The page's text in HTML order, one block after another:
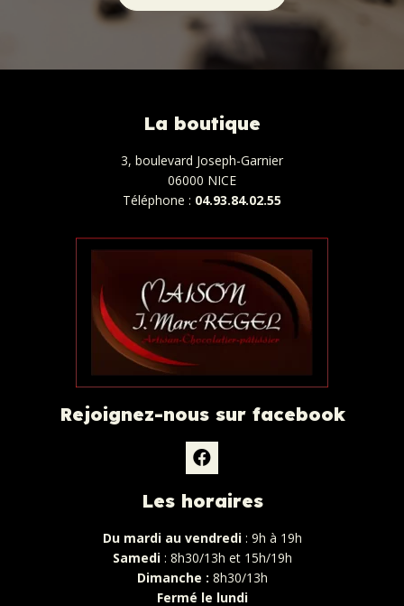
La boutique
3, boulevard Joseph-Garnier
06000 NICE
Téléphone : 04.93.84.02.55
Rejoignez-nous sur facebook
Les horaires
Du mardi au vendredi: 9h à 19h
Samedi: 8h30/13h et 15h/19h
Dimanche : 8h30/13h
Fermé le lundi